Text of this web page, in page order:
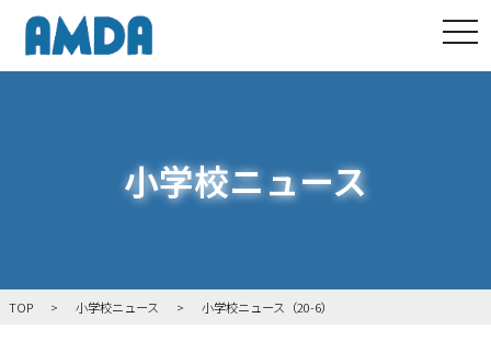
小学校ニュース
TOP 小学校ニュース 小学校ニュース（20-6）